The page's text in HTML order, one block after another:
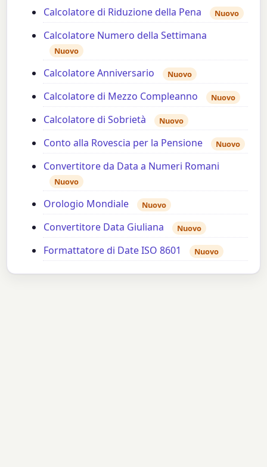
Calcolatore di Riduzione della Pena Nuovo
Calcolatore Numero della Settimana
Nuovo
Calcolatore Anniversario Nuovo
Calcolatore di Mezzo Compleanno Nuovo
Calcolatore di Sobrietà Nuovo
Conto alla Rovescia per la Pensione Nuovo
Convertitore da Data a Numeri Romani
Nuovo
Orologio Mondiale Nuovo
Convertitore Data Giuliana Nuovo
Formattatore di Date ISO 8601 Nuovo